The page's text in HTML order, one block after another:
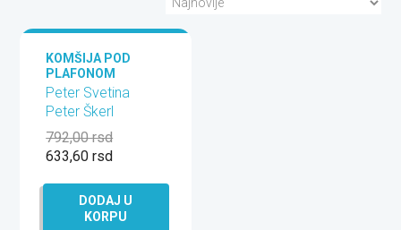
KOMŠIJA POD
PLAFONOM
Peter Svetina
Peter Škerl
792,00rsd
633,60rsd
DODAJ U
KORPU